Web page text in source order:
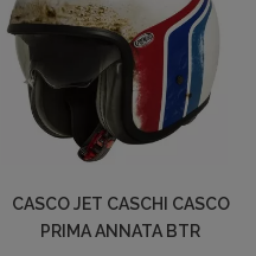
CASCO JET CASCHI CASCO
PRIMA ANNATA BTR